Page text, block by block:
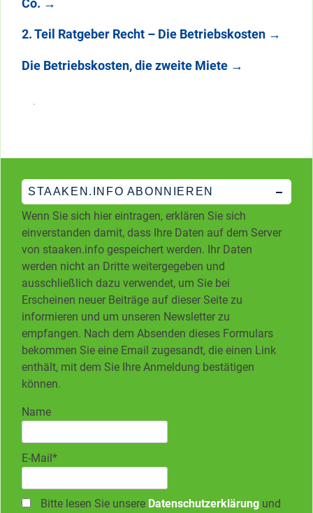
Co. →
2. Teil Ratgeber Recht – Die Betriebskosten →
Die Betriebskosten, die zweite Miete →
STAAKEN.INFO ABONNIEREN
Wenn Sie sich hier eintragen, erklären Sie sich
einverstanden damit, dass Ihre Daten auf dem Server
von staaken.info gespeichert werden. Ihr Daten
werden nicht an Dritte weitergegeben und
ausschließlich dazu verwendet, um Sie bei
Erscheinen neuer Beiträge auf dieser Seite zu
informieren und um unseren Newsletter zu
empfangen. Nach dem Absenden dieses Formulars
bekommen Sie eine Email zugesandt, die einen Link
enthält, mit dem Sie Ihre Anmeldung bestätigen
können.
Name
E-Mail*
Bitte lesen Sie unsere Datenschutzerklärung und